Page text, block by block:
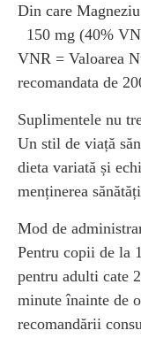
Din care
150 mg (40%
​VNR = Valoarea
recomandata de
Suplimentele nu
Un stil de viață
dieta variată și
menținerea
Mod de
Pentru copii de la
pentru adulti cate
minute înainte de
recomandării